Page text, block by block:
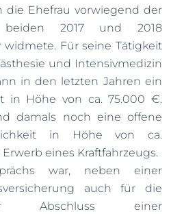
die Ehefrau vorwiegend der
2017 und 2018
Für seine Tätigkeit
und Intensivmedizin
in den letzten Jahren ein
in Höhe von ca. 75.000 €.
damals noch eine offene
in Höhe von ca.
eines Kraftfahrzeugs.
war, neben einer
auch für die
Abschluss einer